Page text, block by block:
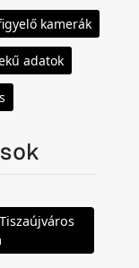
kamerák
adatok